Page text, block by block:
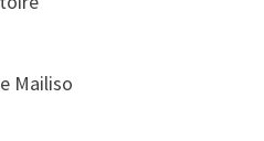
Mailiso